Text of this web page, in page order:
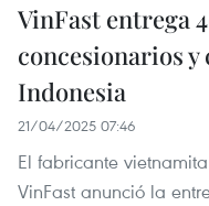
VinFast entrega
concesionarios
Indonesia
21/04/2025 07:46
El fabricante
VinFast anunció la